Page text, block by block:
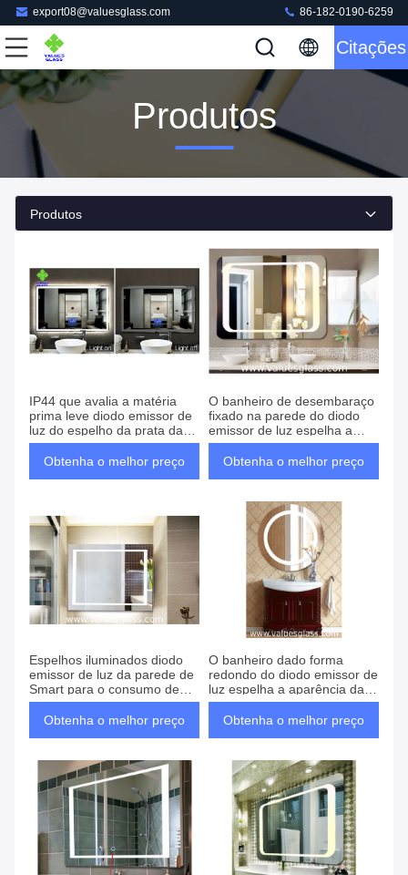
export08@valuesglass.com 86-182-0190-6259
Citações
Produtos
Produtos
IP44 que avalia a matéria
prima leve diodo emissor de
luz do espelho da prata da
montagem da parede do
espelho do banheiro
Obtenha o melhor preço
O banheiro de desembaraço
fixado na parede do diodo
emissor de luz espelha a
espessura de 3-6mm com
botão do toque
Obtenha o melhor preço
Espelhos iluminados diodo
emissor de luz da parede de
Smart para o consumo de
baixa energia do banheiro
Obtenha o melhor preço
O banheiro dado forma
redondo do diodo emissor de
luz espelha a aparência da
forma com anti função da
corrosão
Obtenha o melhor preço